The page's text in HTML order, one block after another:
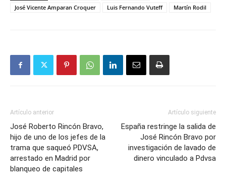
José Vicente Amparan Croquer
Luis Fernando Vuteff Martín Rodil
Artículo anterior
José Roberto Rincón Bravo,
hijo de uno de los jefes de la
trama que saqueó PDVSA,
arrestado en Madrid por
blanqueo de capitales
Artículo siguiente
España restringe la salida de
José Rincón Bravo por
investigación de lavado de
dinero vinculado a Pdvsa